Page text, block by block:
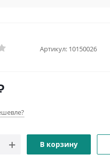
Артикул: 10150026
В корзину